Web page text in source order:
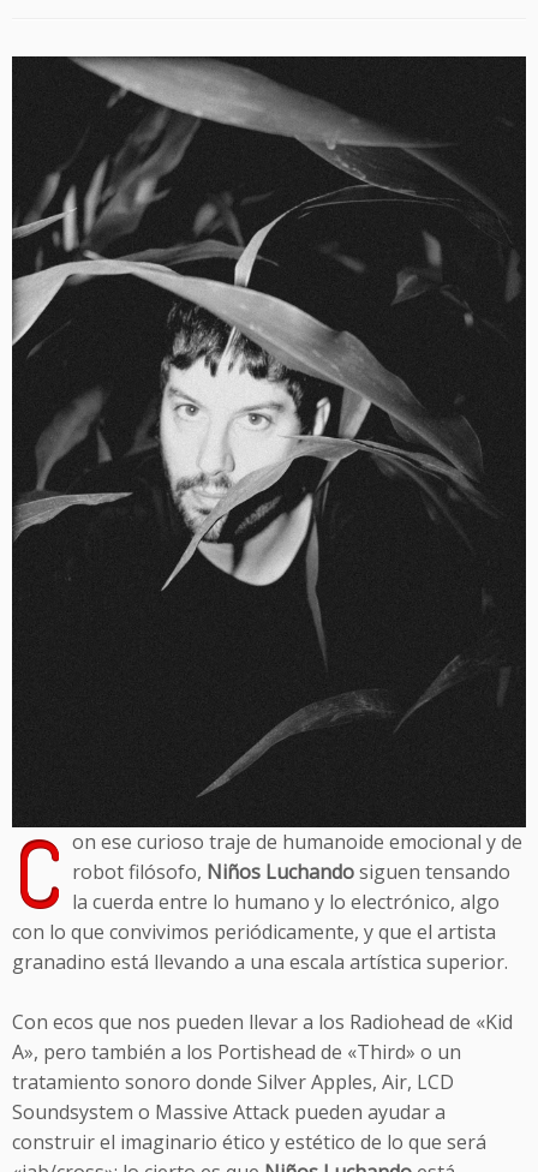
C on ese curioso traje de humanoide emocional y de
robot filósofo, Niños Luchandosiguen tensando
la cuerda entre lo humano y lo electrónico, algo
con lo que convivimos periódicamente, y que el artista
granadino está llevando a una escala artística superior.
Con ecos que nos pueden llevar a los Radiohead de «Kid
A», pero también a los Portishead de «Third» o un
tratamiento sonoro donde Silver Apples, Air, LCD
Soundsystem o Massive Attack pueden ayudar a
construir el imaginario ético y estético de lo que será